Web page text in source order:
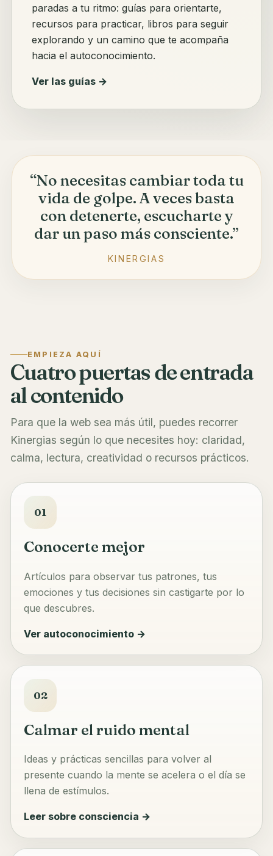
paradas a tu ritmo: guías para orientarte,
recursos para practicar, libros para seguir
explorando y un camino que te acompaña
hacia el autoconocimiento.
Ver las guías →
“No necesitas cambiar toda tu
vida de golpe. A veces basta
con detenerte, escucharte y
dar un paso más consciente.”
KINERGIAS
EMPIEZA AQUÍ
Cuatro puertas de entrada
al contenido
Para que la web sea más útil, puedes recorrer
Kinergias según lo que necesites hoy: claridad,
calma, lectura, creatividad o recursos prácticos.
01
Conocerte mejor
Artículos para observar tus patrones, tus
emociones y tus decisiones sin castigarte por lo
que descubres.
Ver autoconocimiento →
02
Calmar el ruido mental
Ideas y prácticas sencillas para volver al
presente cuando la mente se acelera o el día se
llena de estímulos.
Leer sobre consciencia →